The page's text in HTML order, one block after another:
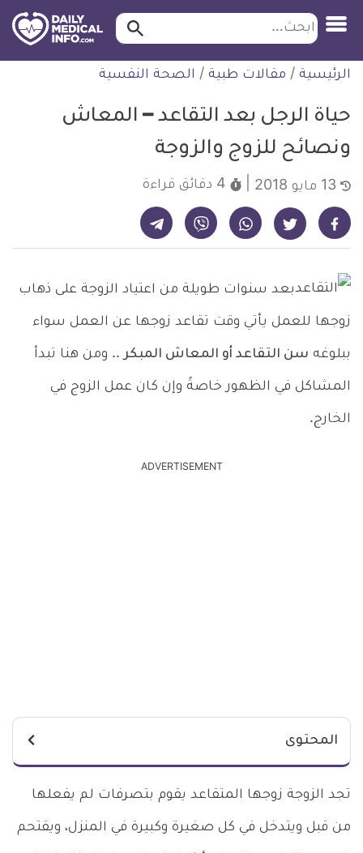
التخطي
للمحتوى
طبية
ابحث ابحث…
الرئيسية / مقالات طبية / الصحة النفسية
حياة الرجل بعد التقاعد – المعاش
ونصائح للزوج والزوجة
4 دقائق قراءة
شارك على فيسبوك - ديلي ميديكال انفو شارك على تويتر - ديلي ميديكال انفو شارك على واتساب - ديلي ميديكال انفو شارك على فايبر - ديلي ميديكال انفو شارك على تيليجرام - ديلي ميديكال انفو
بعد سنوات طويلة من اعتياد الزوجة على ذهاب
زوجها للعمل يأتي وقت تقاعد زوجها عن العمل سواء
ببلوغه سن التقاعد أو المعاش المبكر.. ومن هنا تبدأ
المشاكل في الظهور خاصةً وإن كان عمل الزوج في
الخارج.
ADVERTISEMENT
المحتوى
تجد الزوجة زوجها المتقاعد يقوم بتصرفات لم يفعلها
من قبل ويتدخل في كل صغيرة وكبيرة في المنزل، ويقتحم